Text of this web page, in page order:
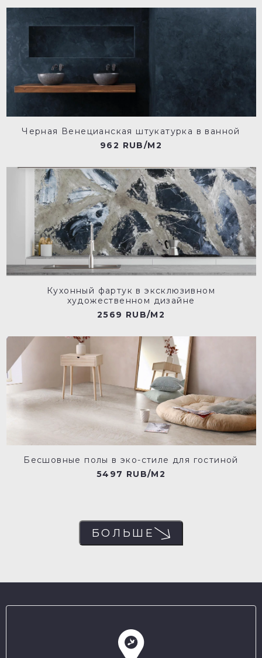
Черная Венецианская штукатурка в ванной
962 RUB/M2
Кухонный фартук в эксклюзивном
художественном дизайне
2569 RUB/M2
Бесшовные полы в эко-стиле для гостиной
5497 RUB/M2
БОЛЬШЕ